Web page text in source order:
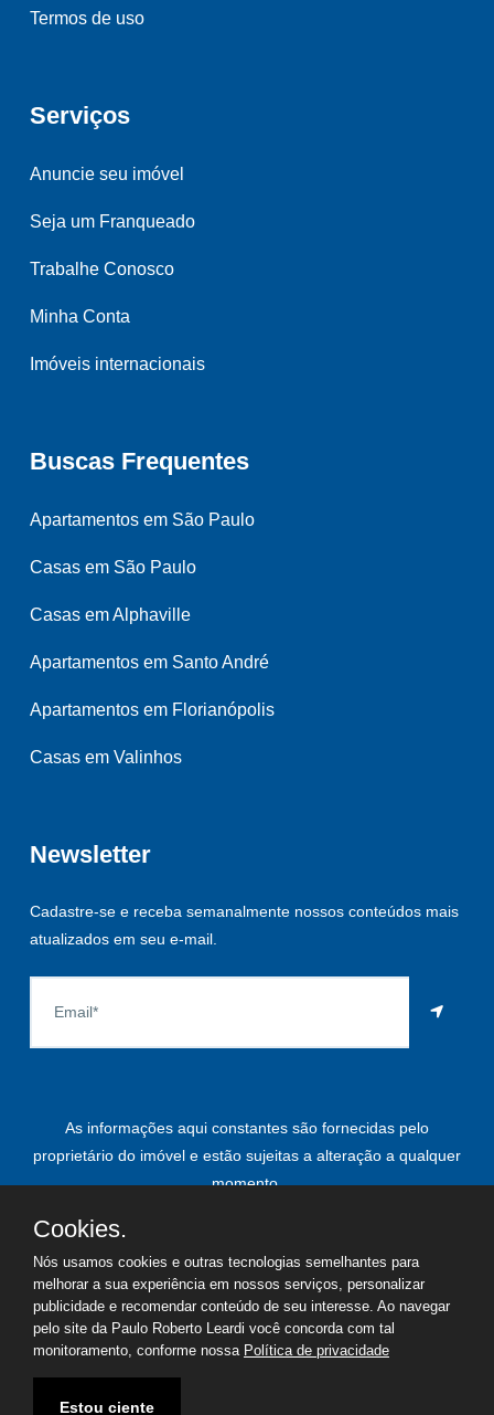
Termos de uso
Serviços
Anuncie seu imóvel
Seja um Franqueado
Trabalhe Conosco
Minha Conta
Imóveis internacionais
Buscas Frequentes
Apartamentos em São Paulo
Casas em São Paulo
Casas em Alphaville
Apartamentos em Santo André
Apartamentos em Florianópolis
Casas em Valinhos
Newsletter
Cadastre-se e receba semanalmente nossos conteúdos mais
atualizados em seu e-mail.
As informações aqui constantes são fornecidas pelo
proprietário do imóvel e estão sujeitas a alteração a qualquer
momento.
©2026Copyright - Paulo Roberto Leardi | Todos os direitos
reservados
Cookies.
Nós usamos cookies e outras tecnologias semelhantes para
melhorar a sua experiência em nossos serviços, personalizar
publicidade e recomendar conteúdo de seu interesse. Ao navegar
pelo site da Paulo Roberto Leardi você concorda com tal
monitoramento, conforme nossa Política de privacidade
Estou ciente